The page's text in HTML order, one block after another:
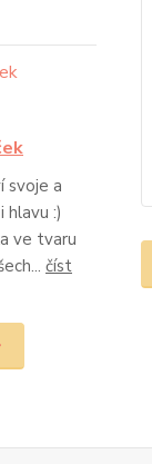
svoje a
hlavu :)
ve tvaru
číst